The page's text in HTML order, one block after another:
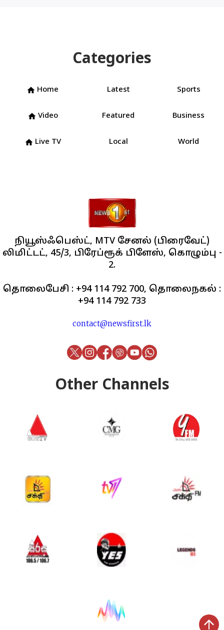
நியூஸ்ஃபெஸ்ட், MTV சேனல் (பிரைவேட்)
லிமிட்டட், 45/3, பிரேப்ரூக் பிளேஸ், கொழும்பு -
2.
தொலைபேசி : +94 114 792 700, தொலைநகல் :
+94 114 792 733
contact@newsfirst.lk
Categories
home Home Latest Sports
home Video Featured Business
home Live TV Local World
Other Channels